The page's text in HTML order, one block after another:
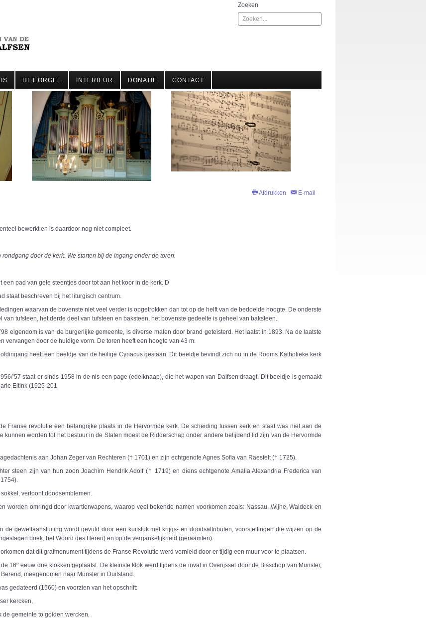
Zoeken
HET ORGEL INTERIEUR DONATIE CONTACT
Afdrukken E-mail
bewerkt en is daardoor nog niet compleet.
rondgang door de kerk. We starten bij de ingang onder de toren.
een pad van gele steentjes door tot aan het koor in de kerk. D
staat beschreven bij het liturgisch centrum.
waarvan de bovenste niet veel verder is opgetrokken dan tot op de helft van de bedoelde hoogte. De onderste
van tufsteen, het derde deel van tufsteen en baksteen, het bovenste gedeelte is geheel van baksteen.
eigendom is van de burgerlijke gemeente, is diverse malen door brand geteisterd. Het laatst in 1893. Na de laatste
vervangen door de huidige vorm. De toren heeft een hoogte van 43 m.
heeft een beeldje van de heilige Cyriacus gestaan. Dit beeldje bevindt zich nu in de Rooms Katholieke kerk
’57 staat er sinds 1958 in de nis een page (edelknaap), die het wapen van Dalfsen draagt. Dit beeldje is gemaakt
Eitink (1925-201
Franse revolutie een belangrijke plaats in de Hervormde kerk. De scheiding tussen kerk en staat was niet aan de
kunnen worden tot het bestuur in de Staten moest de Ridderschap onder andere belijdend lid zijn van de Hervormde
aan Johan Zeger van Rechteren († 1701) en zijn echtgenote Agnes Sofia van Raesfelt († 1725).
steen zijn van hun zoon Joachim Hendrik Adolf († 1719) en diens echtgenote Amalia Alexandria Frederica van
vertoont doodsemblemen.
worden omringd door kwartierwapens, waarop veel bekende namen voorkomen zoals: Nassau, Wijhe, Waldeck en
de gewelfaansluiting wordt gevuld door een kuifstuk met krijgs- en doodsattributen, voorstellingen die wijzen op de
boek, het Woord des Heren) en op de vergankelijkheid (geraamten).
dat dit grafmonument tijdens de Franse Revolutie werd vernield door er tijdig een muur voor te plaatsen.
16e eeuw drie klokken geplaatst. De kleinste klok werd tijdens de inval in Overijssel door de Bisschop van Munster,
meegenomen naar Munster in Duitsland.
gedateerd (1560) en voorzien van het opschrift:
kercken,
de gemeinte to goiden wercken,